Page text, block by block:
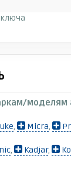
моделям
, Micra,
, Kadjar,